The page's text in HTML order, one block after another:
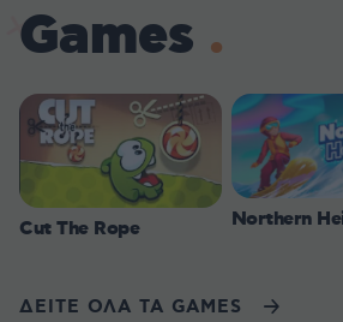
Games
Cut The Rope Northern
ΔΕΙΤΕ ΟΛΑ ΤΑ GAMES